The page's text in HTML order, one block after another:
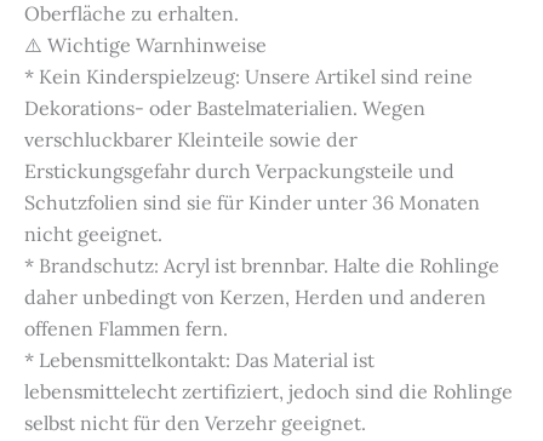
Oberfläche zu erhalten.
⚠️ Wichtige Warnhinweise
* Kein Kinderspielzeug: Unsere Artikel sind reine
Dekorations- oder Bastelmaterialien. Wegen
verschluckbarer Kleinteile sowie der
Erstickungsgefahr durch Verpackungsteile und
Schutzfolien sind sie für Kinder unter 36 Monaten
nicht geeignet.
* Brandschutz: Acryl ist brennbar. Halte die Rohlinge
daher unbedingt von Kerzen, Herden und anderen
offenen Flammen fern.
* Lebensmittelkontakt: Das Material ist
lebensmittelecht zertifiziert, jedoch sind die Rohlinge
selbst nicht für den Verzehr geeignet.